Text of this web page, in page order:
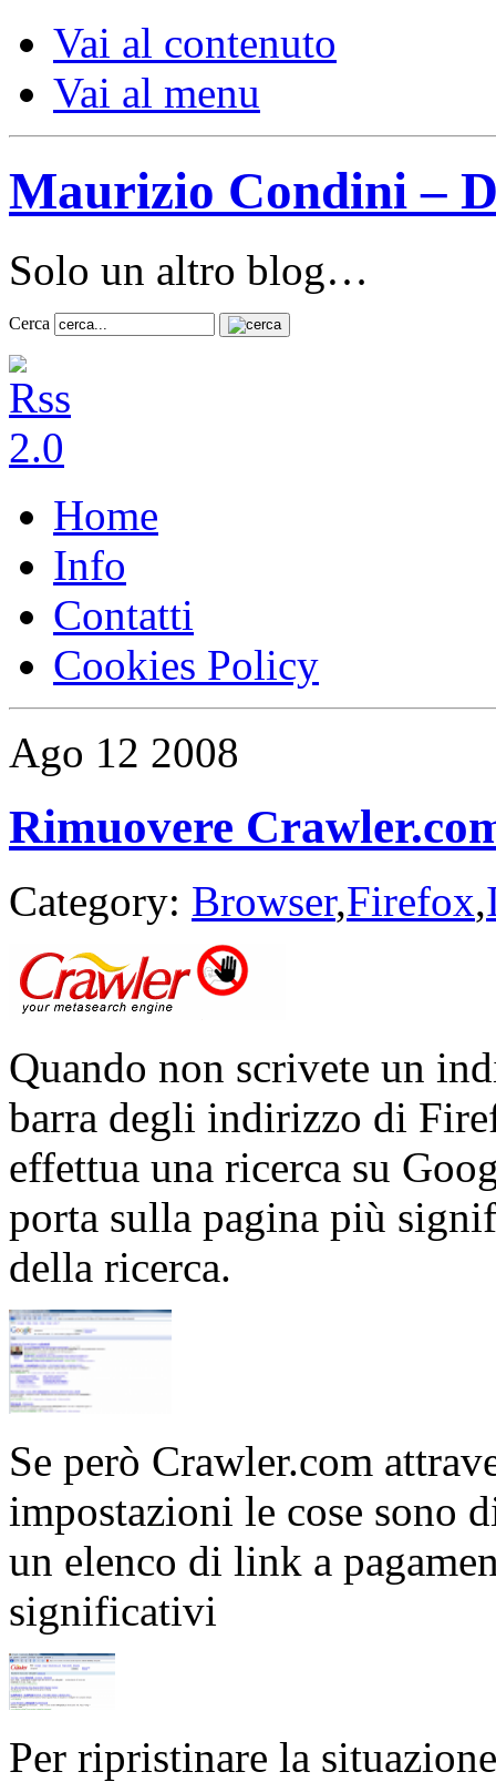
Vai al contenuto
Vai al menu
Maurizio Condini –
Solo un altro blog…
Cerca
Home
Info
Contatti
Cookies Policy
Ago 12 2008
Rimuovere
Category: Browser,Firefox,
Quando non scrivete un
barra degli indirizzo di
effettua una ricerca su
porta sulla pagina più
della ricerca.
Se però Crawler.com
impostazioni le cose sono
un elenco di link a
significativi
Per ripristinare la